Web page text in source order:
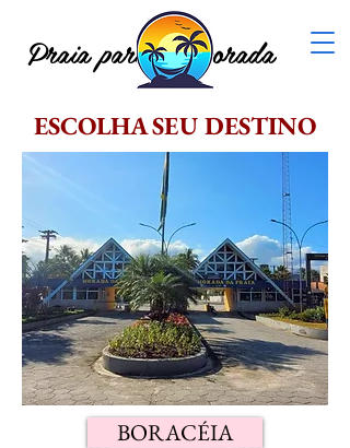
Praia para Temporada
ESCOLHA SEU DESTINO
BORACÉIA